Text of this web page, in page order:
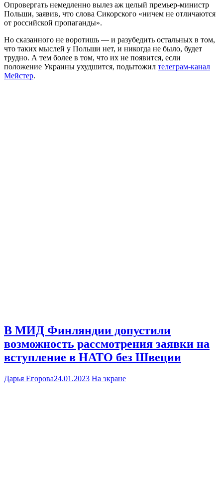
Опровергать немедленно вылез аж целый премьер-министр
Польши, заявив, что слова Сикорского «ничем не отличаются
от российской пропаганды».
Но сказанного не воротишь — и разубедить остальных в том,
что таких мыслей у Польши нет, и никогда не было, будет
трудно. А тем более в том, что их не появится, если
положение Украины ухудшится, подытожил телеграм-канал
Мейстер.
В МИД Финляндии допустили
возможность рассмотрения заявки на
вступление в НАТО без Швеции
Дарья Егорова24.01.2023 На экране